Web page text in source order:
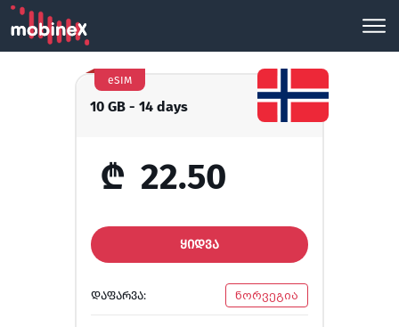
10 GB - 14 days
eSIM
₾ 22.50
ᲧᲘᲓᲕᲐ
ᲓᲐᲤᲐᲠᲕᲐ: ნორვეგია